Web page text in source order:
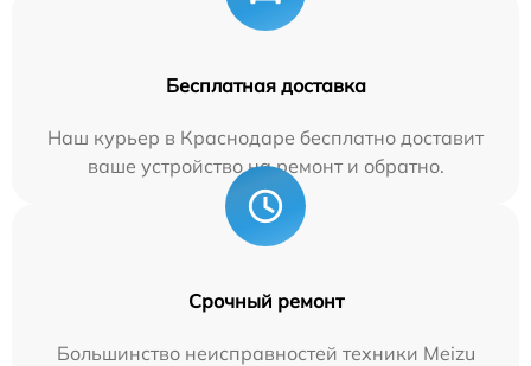
Бесплатная доставка
Наш курьер в Краснодаре бесплатно доставит
ваше устройство на ремонт и обратно.
Срочный ремонт
Большинство неисправностей техники Meizu